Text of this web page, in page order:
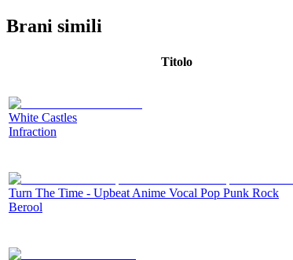
Brani simili
Titolo
White Castles
Infraction
Turn The Time - Upbeat Anime Vocal Pop Punk Rock
Berool